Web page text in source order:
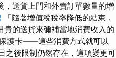
送貨上門和外賣訂單數量的增
「隨著增值稅稅率降低的結束，
的送貨來彌補當地消費收入的
護卡——這些消費方式就可以
之後限制仍然存在，這項變更可